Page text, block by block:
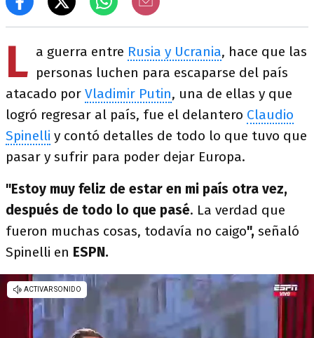
L a guerra entre Rusia y Ucrania, hace que las
personas luchen para escaparse del país
atacado por Vladimir Putin, una de ellas y que
logró regresar al país, fue el delantero Claudio
Spinelli y contó detalles de todo lo que tuvo que
pasar y sufrir para poder dejar Europa.
"Estoy muy feliz de estar en mi país otra vez,
después de todo lo que pasé. La verdad que
fueron muchas cosas, todavía no caigo", señaló
Spinelli en ESPN.